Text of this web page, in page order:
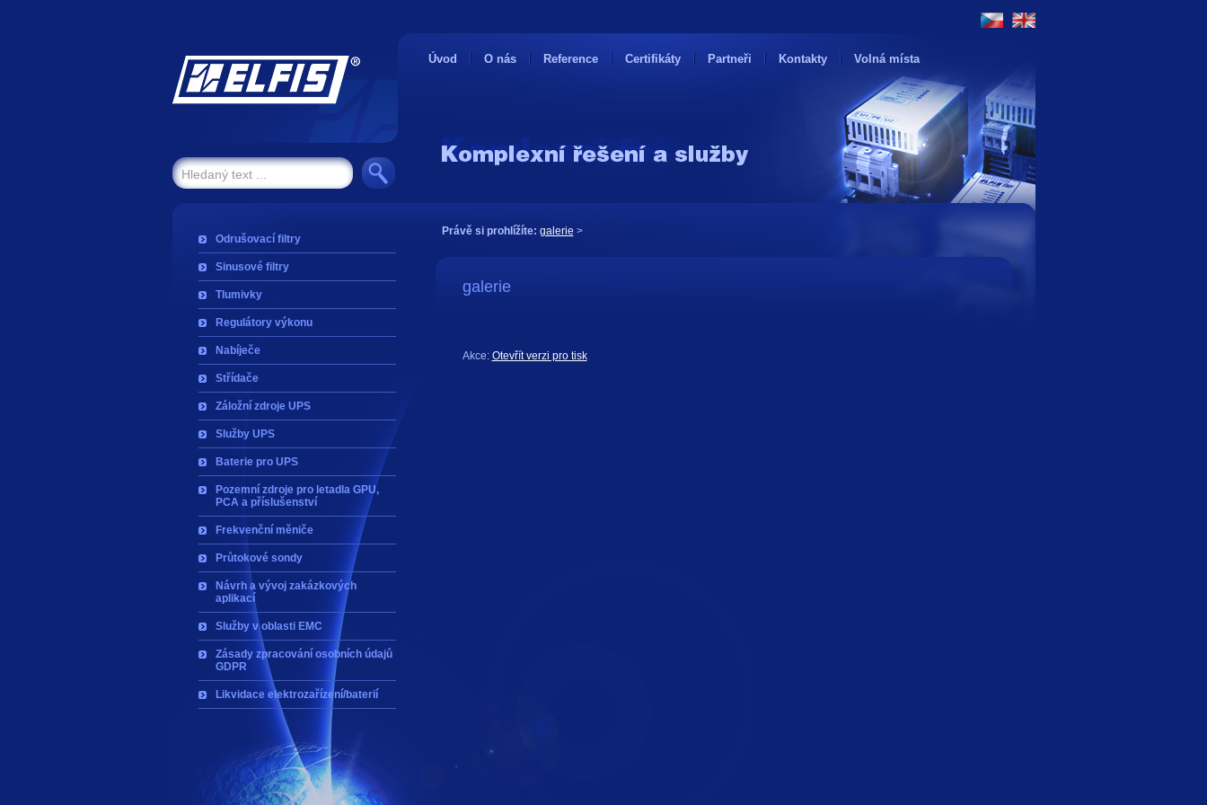
Úvod O nás Reference Certifikáty Partneři Kontakty Volná místa
Odrušovací filtry
Sinusové filtry
Tlumivky
Regulátory výkonu
Nabíječe
Střídače
Záložní zdroje UPS
Služby UPS
Baterie pro UPS
Pozemní zdroje pro letadla GPU,
PCA a příslušenství
Frekvenční měniče
Průtokové sondy
Návrh a vývoj zakázkových
aplikací
Služby v oblasti EMC
Zásady zpracování osobních údajů
GDPR
Likvidace elektrozařízení/baterií
Právě si prohlížíte: galerie >
galerie
Akce: Otevřít verzi pro tisk